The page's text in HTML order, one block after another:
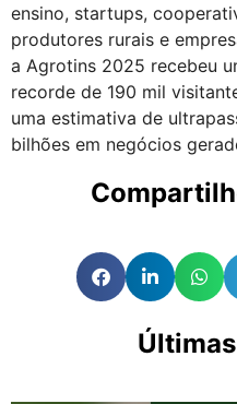
ensino, startups,
produtores rurais e
a Agrotins 2025 recebeu
recorde de 190 mil
uma estimativa de
bilhões em negócios